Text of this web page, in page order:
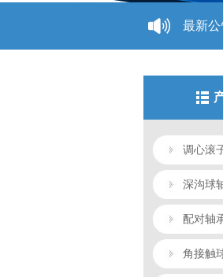
最新公
调心滚
深沟球
配对轴
角接触